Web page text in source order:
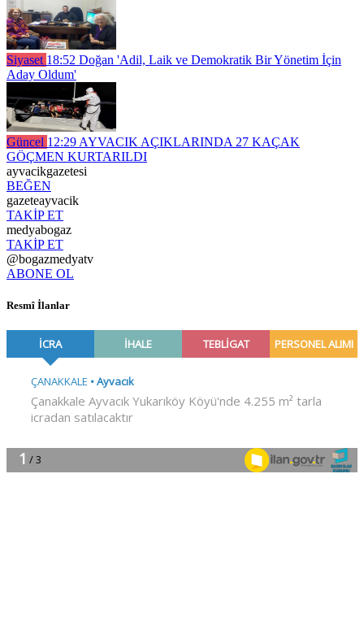
Siyaset 18:52 Doğan 'Adil, Laik ve Demokratik Bir Yönetim İçin
Aday Oldum'
Güncel 12:29 AYVACIK AÇIKLARINDA 27 KAÇAK
GÖÇMEN KURTARILDI
ayvacikgazetesi
BEĞEN
gazeteayvacik
TAKİP ET
medyabogaz
TAKİP ET
@bogazmedyatv
ABONE OL
Resmî İlanlar